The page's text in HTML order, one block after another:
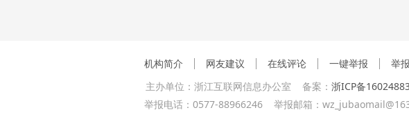
机构简介 网友建议 在线评论 一键举报
举
主办单位：浙江互联网信息办公室 备案： 浙ICP备
举报电话：0577-88966246 举报邮箱：